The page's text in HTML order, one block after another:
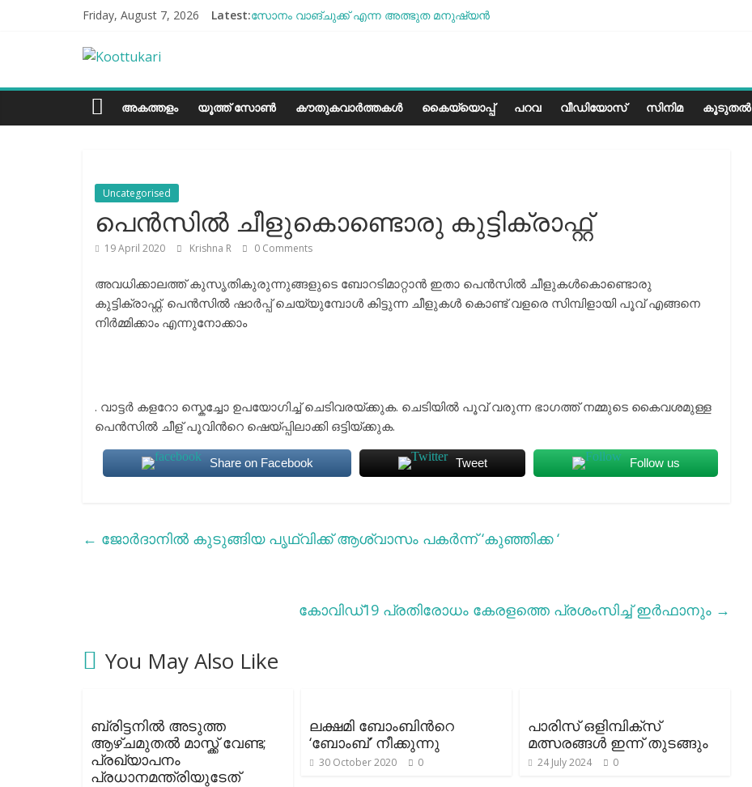
Friday, August 7, 2026 Latest:സോനം വാങ്ചുക്ക് എന്ന അത്ഭുത മനുഷ്യന്‍
ചില്ലുഭരണിയിലെ പാരീസ് മിഠായികള്‍
Koottukari
Kottukariഅകത്തളം യൂത്ത് സോൺ കൗതുകവാർത്തകൾ കൈയ്യൊപ്പ് പറവ വീഡിയോസ് സിനിമ കൂടുതൽ
Uncategorised
പെന്‍സില്‍ ചീളുകൊണ്ടൊരു കുട്ടിക്രാഫ്റ്റ്
19 April 2020 Krishna R 0 Comments
അവധിക്കാലത്ത് കുസൃതികുരുന്നുങ്ങളുടെ ബോറടിമാറ്റാന്‍ ഇതാ പെന്‍സില്‍ ചീളുകള്‍കൊണ്ടൊരു
കുട്ടിക്രാഫ്റ്റ്. പെന്‍സില്‍ ഷാര്‍പ്പ് ചെയ്യുമ്പോള്‍ കിട്ടുന്ന ചീളുകള്‍ കൊണ്ട് വളരെ സിമ്പിളായി പൂവ് എങ്ങനെ
നിര്‍മ്മിക്കാം എന്നുനോക്കാം
. വാട്ടര്‍ കളറോ സ്കെച്ചോ ഉപയോഗിച്ച് ചെടിവരയ്ക്കുക. ചെടിയില്‍ പൂവ് വരുന്ന ഭാഗത്ത് നമ്മുടെ കൈവശമുള്ള
പെന്‍സില്‍ ചീള് പൂവിന്‍റെ ഷെയ്പ്പിലാക്കി ഒട്ടിയ്ക്കുക.
Share on Facebook Tweet Follow us
← ജോർദാനിൽ കുടുങ്ങിയ പൃഥ്വിക്ക് ആശ്വാസം പകര്‍ന്ന് ‘കുഞ്ഞിക്ക ‘
കോവിഡ്19 പ്രതിരോധം കേരളത്തെ പ്രശംസിച്ച് ഇര്‍ഫാനും →
You May Also Like
ബ്രിട്ടനില്‍ അടുത്ത
ആഴ്ചമുതല്‍‌ മാസ്ക്ക് വേണ്ട;
പ്രഖ്യാപനം
പ്രധാനമന്ത്രിയുടേത്
ലക്ഷമി ബോംബിന്‍റെ
‘ബോംബ്’ നീക്കുന്നു
30 October 2020 0
പാരിസ് ഒളിമ്പിക്സ്
മത്സരങ്ങൾ ഇന്ന് തുടങ്ങും
24 July 2024 0